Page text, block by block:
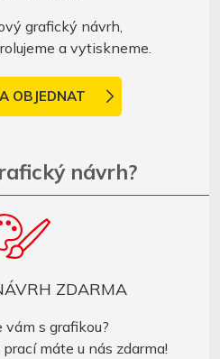
grafický návrh,
a vytiskneme.
OBJEDNAT
návrh?
ZDARMA
vám s grafikou?
máte u nás zdarma!